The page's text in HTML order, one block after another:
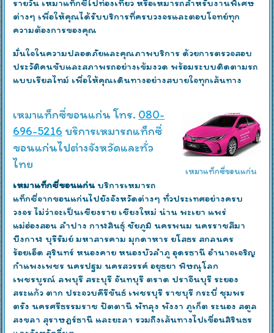
รายวัน เหมาแท็กซี่ไปท่องเที่ยว หรือเหมารถสำหรับงานพิเศษ
ต่างๆ เพื่อให้คุณได้รับบริการที่ครบวงจรและตอบโจทย์ทุก
ความต้องการของคุณ
มั่นใจในความปลอดภัยและคุณภาพบริการ ด้วยการตรวจสอบ
ประวัติคนขับและสภาพรถอย่างเข้มงวด พร้อมระบบติดตามรถ
แบบเรียลไทม์ เพื่อให้คุณเดินทางอย่างสบายใจทุกเส้นทาง
เหมาแท็กซี่ขอนแก่น
เหมาแท็กซี่ขอนแก่น โทร. 080-
696-5216 บริการเหมารถแท็กซี่
ขอนแก่นไปต่างจังหวัดและทั่ว
ไทย
เหมาแท็กซี่ขอนแก่น บริการเหมารถ
แท็กซี่จากขอนแก่นไปยังจังหวัดต่างๆ ทั่วประเทศอย่างครบ
วงจร ไม่ว่าจะเป็นเชียงราย เชียงใหม่ น่าน พะเยา แพร่
แม่ฮ่องสอน ลำปาง กาฬสินธุ์ ชัยภูมิ นครพนม นครราชสีมา
บึงกาฬ บุรีรัมย์ มหาสารคาม มุกดาหาร ยโสธร สกลนคร
ร้อยเอ็ด สุรินทร์ หนองคาย หนองบัวลำภู อุดรธานี อำนาจเจริญ
กำแพงเพชร นครปฐม นครสวรรค์ อยุธยา พิษณุโลก
เพชรบูรณ์ ลพบุรี สระบุรี จันทบุรี ตราด ปราจีนบุรี ระยอง
สระแก้ว ตาก ประจวบคีรีขันธ์ เพชรบุรี ราชบุรี กระบี่ ชุมพร
ตรัง นครศรีธรรมราช ปัตตานี พัทลุง พังงา ภูเก็ต ระนอง สตูล
สงขลา สุราษฎร์ธานี และยะลา รวมถึงเส้นทางไปเขื่อนสิรินธร